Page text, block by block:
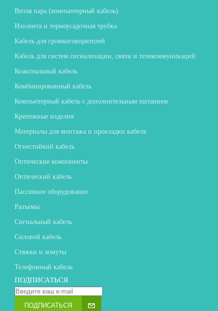
Витая пара (компьютерный кабель)
Изолента и термоусадочная трубка
Кабель для громкоговорителей
Кабель для систем сигнализации, связи и телекоммуникаций
Коаксиальный кабель
Комбинированный кабель
Компьютерный кабель с дополнительным питанием
Крепежные изделия
Материалы для монтажа и прокладки кабеля
Огнестойкий кабель
Оптические компоненты
Оптический кабель
Пассивное оборудование
Разъемы
Сигнальный кабель
Силовой кабель
Стяжки и хомуты
Телефонный кабель
ПОДПИСАТЬСЯ
ПОДПИСАТЬСЯ